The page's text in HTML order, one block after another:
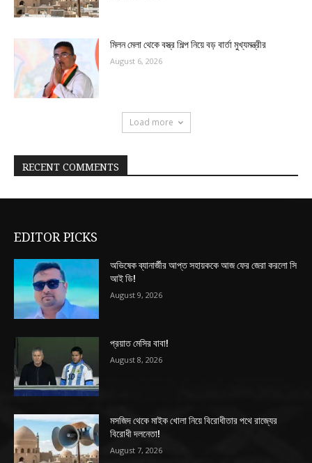
মিলন মেলা থেকে বস্ত্র শিল্প নিয়ে বড় বার্তা মুখ্যমন্ত্রীর
August 6, 2026
Load more
RECENT COMMENTS
EDITOR PICKS
অভিষেক ব্যানার্জীর আপ্ত সহায়ককে আজ ফের জেরা করলো সি
আই ডি!
August 9, 2026
প্রয়াত মেসির বাবা!
August 8, 2026
মসজিদ থেকে মাইক খোলা নিয়ে বিরোধীতার পথে রাজ্যের
বিরোধী দলনেতা!
August 7, 2026